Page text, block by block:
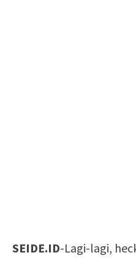
SEIDE.ID-Lagi-lagi,